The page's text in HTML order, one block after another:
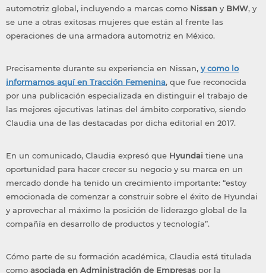
automotriz global, incluyendo a marcas como Nissan y BMW, y
se une a otras exitosas mujeres que están al frente las
operaciones de una armadora automotriz en México.
Precisamente durante su experiencia en Nissan, y como lo
informamos aquí en Tracción Femenina, que fue reconocida
por una publicación especializada en distinguir el trabajo de
las mejores ejecutivas latinas del ámbito corporativo, siendo
Claudia una de las destacadas por dicha editorial en 2017.
En un comunicado, Claudia expresó que Hyundai tiene una
oportunidad para hacer crecer su negocio y su marca en un
mercado donde ha tenido un crecimiento importante: “estoy
emocionada de comenzar a construir sobre el éxito de Hyundai
y aprovechar al máximo la posición de liderazgo global de la
compañía en desarrollo de productos y tecnología”.
Cómo parte de su formación académica, Claudia está titulada
como asociada en Administración de Empresas por la